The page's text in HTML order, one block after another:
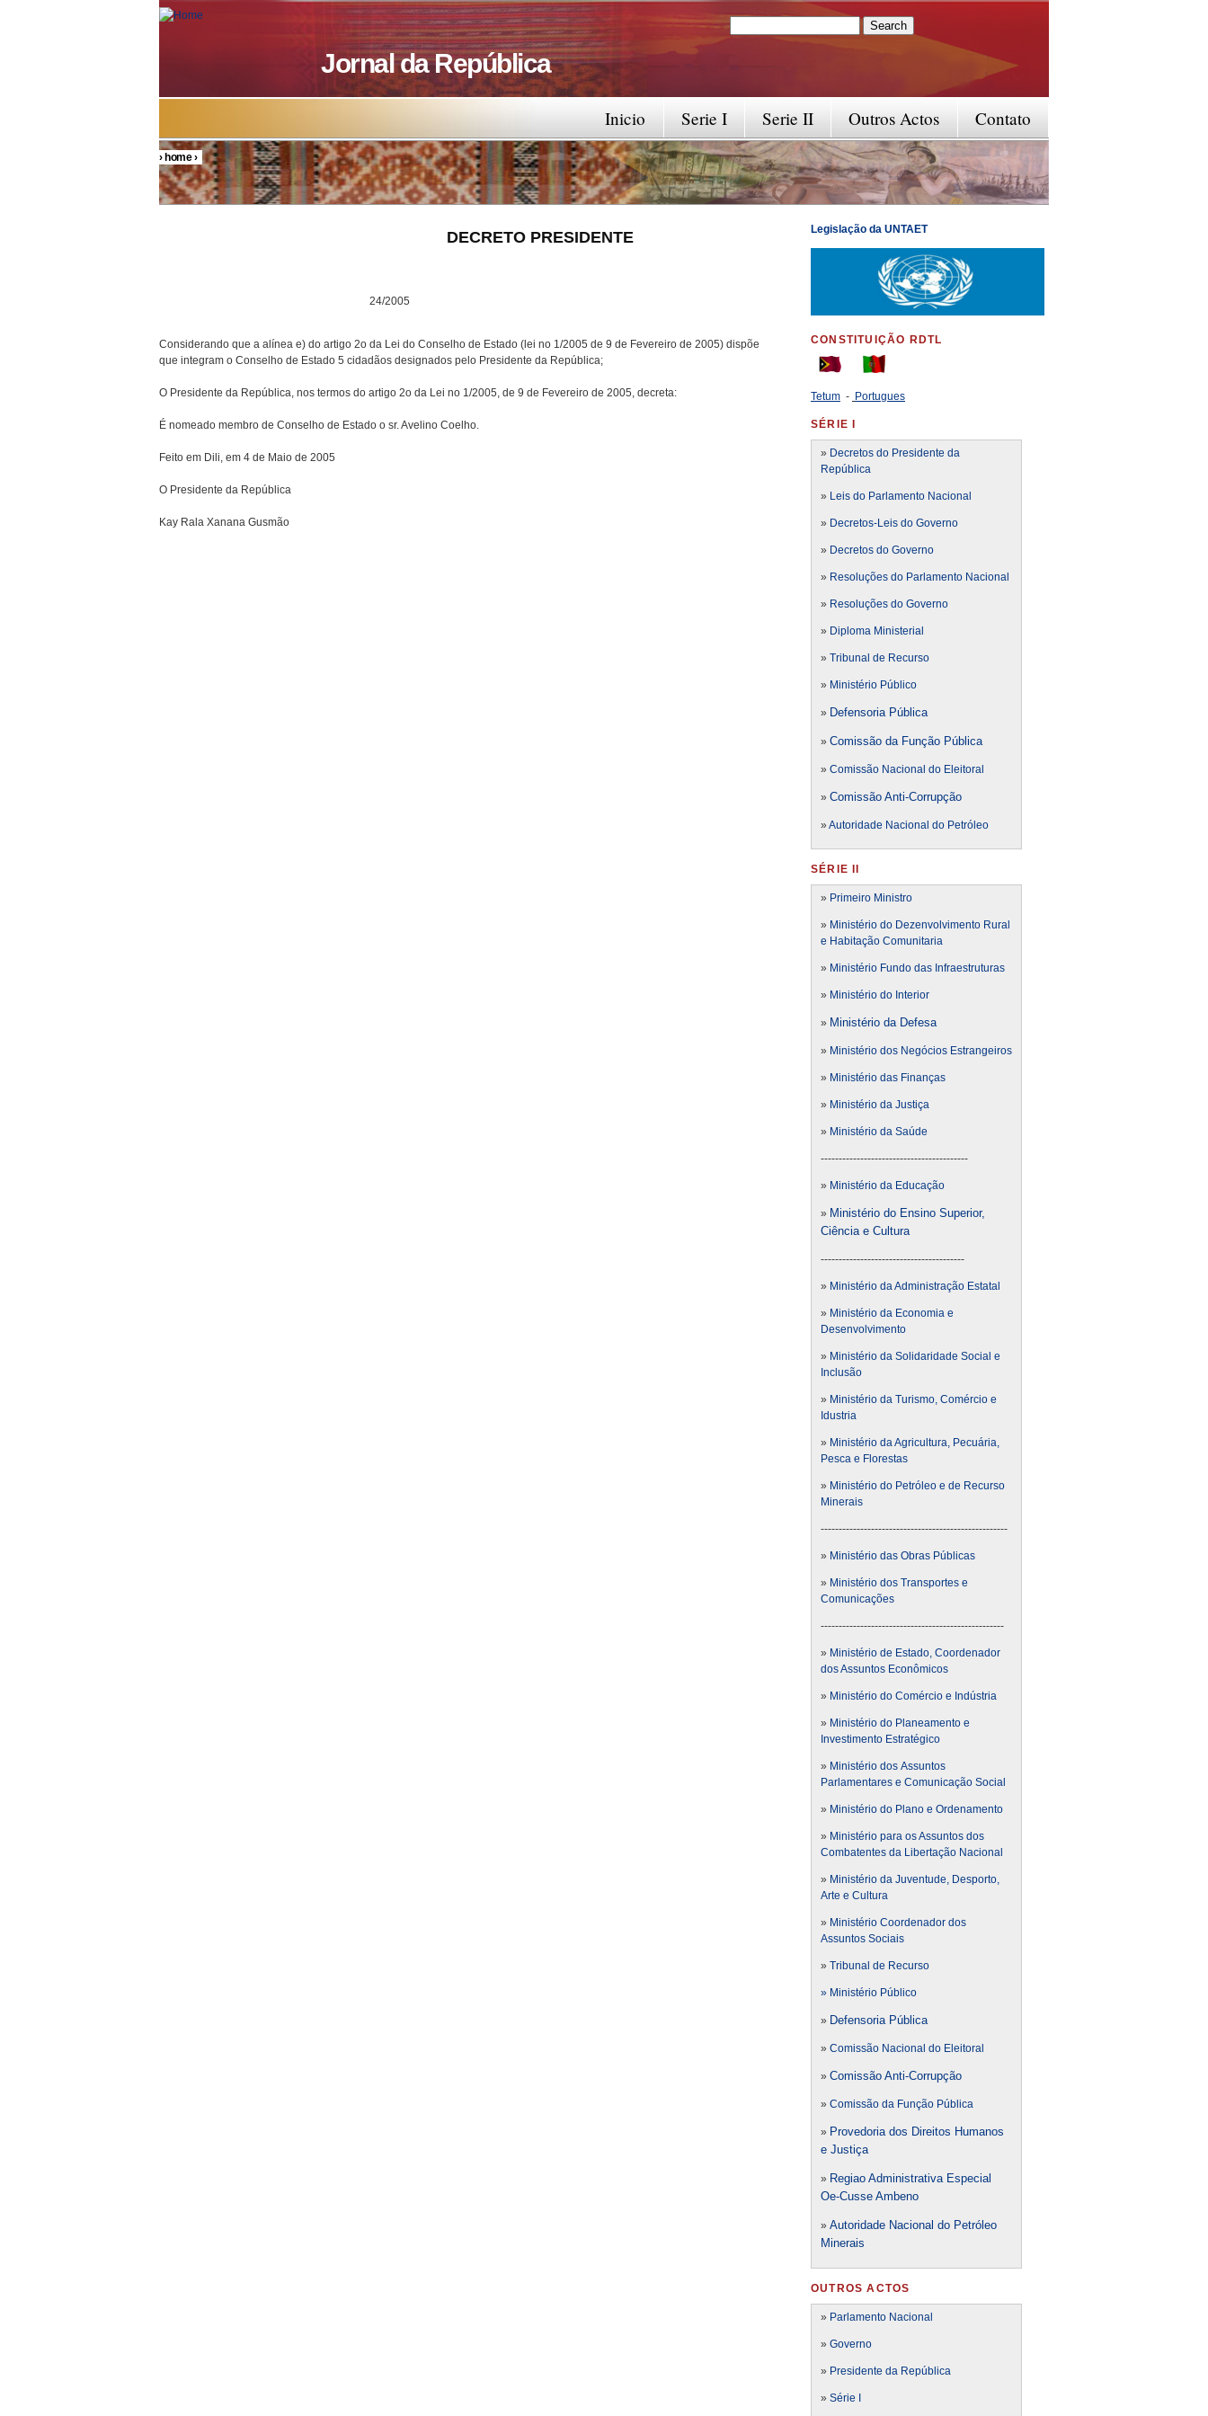
Jornal da República
Search form
Contato
Outros Actos
Serie II
Serie I
Inicio
You are here
›home›
DECRETO PRESIDENTE
24/2005
Considerando que a alínea e) do artigo 2o da Lei do Conselho de Estado (lei no 1/2005 de 9 de Fevereiro de 2005) dispõe
que integram o Conselho de Estado 5 cidadãos designados pelo Presidente da República;
O Presidente da República, nos termos do artigo 2o da Lei no 1/2005, de 9 de Fevereiro de 2005, decreta:
É nomeado membro de Conselho de Estado o sr. Avelino Coelho.
Feito em Dili, em 4 de Maio de 2005
O Presidente da República
Kay Rala Xanana Gusmão
Legislação da UNTAET
CONSTITUIÇÃO RDTL
Tetum - Portugues
SÉRIE I
» Decretos do Presidente da
República
» Leis do Parlamento Nacional
» Decretos-Leis do Governo
» Decretos do Governo
» Resoluções do Parlamento Nacional
» Resoluções do Governo
» Diploma Ministerial
» Tribunal de Recurso
» Ministério Público
» Defensoria Pública
» Comissão da Função Pública
» Comissão Nacional do Eleitoral
» Comissão Anti-Corrupção
» Autoridade Nacional do Petróleo
SÉRIE II
» Primeiro Ministro
» Ministério do Dezenvolvimento Rural
e Habitação Comunitaria
» Ministério Fundo das Infraestruturas
» Ministério do Interior
» Ministério da Defesa
» Ministério dos Negócios Estrangeiros
» Ministério das Finanças
» Ministério da Justiça
» Ministério da Saúde
-----------------------------------------
» Ministério da Educação
» Ministério do Ensino Superior,
Ciência e Cultura
----------------------------------------
» Ministério da Administração Estatal
» Ministério da Economia e
Desenvolvimento
» Ministério da Solidaridade Social e
Inclusão
» Ministério da Turismo, Comércio e
Idustria
» Ministério da Agricultura, Pecuária,
Pesca e Florestas
» Ministério do Petróleo e de Recurso
Minerais
----------------------------------------------------
» Ministério das Obras Públicas
» Ministério dos Transportes e
Comunicações
---------------------------------------------------
» Ministério de Estado, Coordenador
dos Assuntos Econômicos
» Ministério do Comércio e Indústria
» Ministério do Planeamento e
Investimento Estratégico
» Ministério dos Assuntos
Parlamentares e Comunicação Social
» Ministério do Plano e Ordenamento
» Ministério para os Assuntos dos
Combatentes da Libertação Nacional
» Ministério da Juventude, Desporto,
Arte e Cultura
» Ministério Coordenador dos
Assuntos Sociais
» Tribunal de Recurso
» Ministério Público
» Defensoria Pública
» Comissão Nacional do Eleitoral
» Comissão Anti-Corrupção
» Comissão da Função Pública
» Provedoria dos Direitos Humanos
e Justiça
» Regiao Administrativa Especial
Oe-Cusse Ambeno
» Autoridade Nacional do Petróleo
Minerais
OUTROS ACTOS
» Parlamento Nacional
» Governo
» Presidente da República
» Série I